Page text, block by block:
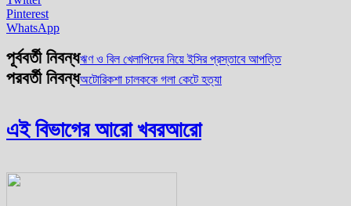
Pinterest
WhatsApp
পূর্ববর্তী নিবন্ধঋণ ও বিল খেলাপিদের নিয়ে ইসির প্রস্তাবে আপত্তি
পরবর্তী নিবন্ধঅটোরিকশা চালককে গলা কেটে হত্যা
এই বিভাগের আরো খবরআরো